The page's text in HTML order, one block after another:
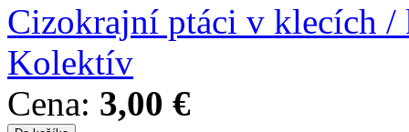
Cizokrajní ptáci v klecích /
Kolektív
Cena: 3,00 €